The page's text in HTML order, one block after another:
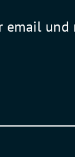
email und